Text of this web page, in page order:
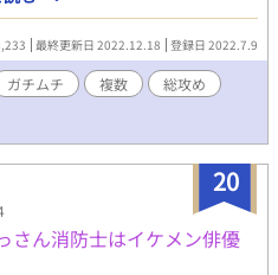
魔法では汚れは落ちるが風情が
きない紫苑はチートな魔力で風
が好きなのに、日本では銭湯・
入れなかった鬱憤は異世界で晴
男がチート級の魔力にモノを言
で好き勝手する話 ６章から不定
の日常の話です 糖度が高いです
長いです（３章に少し、４章か
ています キリの良いところまで
択肢が増えると良いな、と思い
許せる方、お付き合いください
最終更新日 2022.12.18 登録日 2022.7.9
ガチムチ 複数
総攻め
20
さん消防士はイケメン俳優